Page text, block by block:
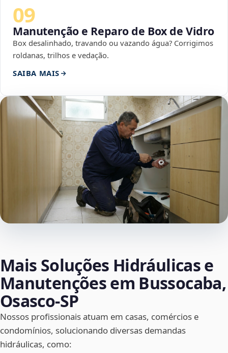
09
Manutenção e Reparo de Box de Vidro
Box desalinhado, travando ou vazando água? Corrigimos
roldanas, trilhos e vedação.
SAIBA MAIS
Mais Soluções Hidráulicas e
Manutenções em Bussocaba,
Osasco‑SP
Nossos profissionais atuam em casas, comércios e
condomínios, solucionando diversas demandas
hidráulicas, como: